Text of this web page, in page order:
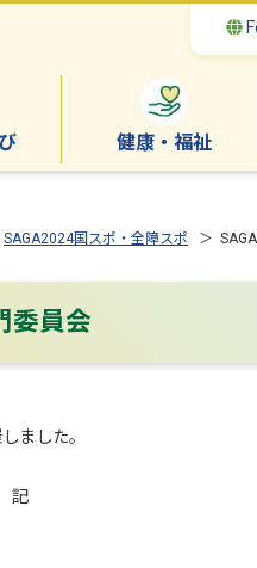
健康・福祉
SAGA2024国スポ・全障スポ ＞
委員会
ました。
記